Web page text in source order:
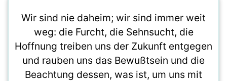
Wir sind nie daheim; wir sind immer weit
weg: die Furcht, die Sehnsucht, die
Hoffnung treiben uns der Zukunft entgegen
und rauben uns das Bewußtsein und die
Beachtung dessen, was ist, um uns mit